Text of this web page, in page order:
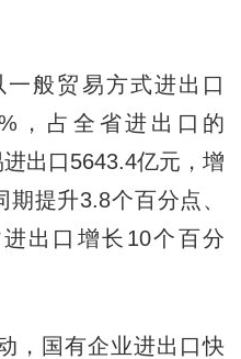
般贸易方式进出口
，占全省进出口的
出口5643.4亿元，增
提升3.8个百分点、
出口增长10个百分
国有企业进出口快